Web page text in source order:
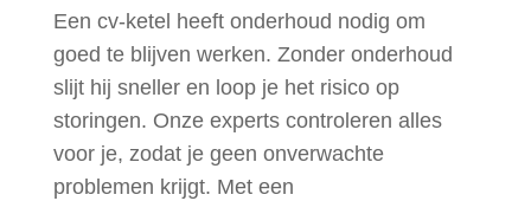
Een cv-ketel heeft onderhoud nodig om
goed te blijven werken. Zonder onderhoud
slijt hij sneller en loop je het risico op
storingen. Onze experts controleren alles
voor je, zodat je geen onverwachte
problemen krijgt. Met een